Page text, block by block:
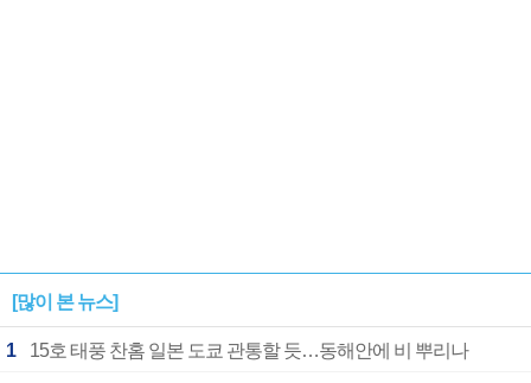
[많이 본 뉴스]
1 15호 태풍 찬홈 일본 도쿄 관통할 듯…동해안에 비 뿌리나